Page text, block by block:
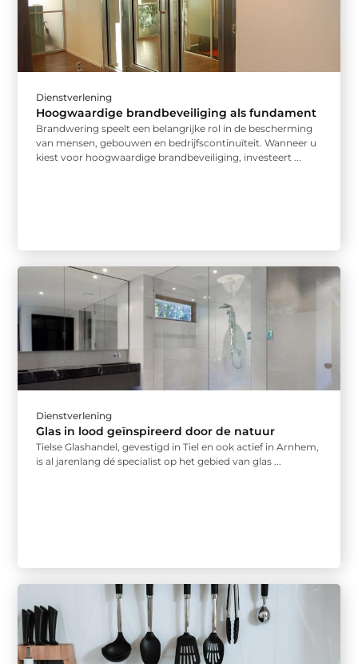
Dienstverlening
Hoogwaardige brandbeveiliging als fundament
Brandwering speelt een belangrijke rol in de bescherming
van mensen, gebouwen en bedrijfscontinuïteit. Wanneer u
kiest voor hoogwaardige brandbeveiliging, investeert ...
Dienstverlening
Glas in lood geïnspireerd door de natuur
Tielse Glashandel, gevestigd in Tiel en ook actief in Arnhem,
is al jarenlang dé specialist op het gebied van glas ...